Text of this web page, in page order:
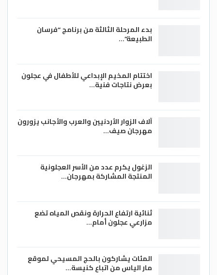
بدء المرحلة الثالثة من برنامج “فرسان
الطبيعة”…
اختتام المخيم الإبداعي للأطفال في عجلون
بعرض نتاجات فنية…
آلاف الزوار الأردنيين والعرب والأجانب يزورون
مهرجان صيف…
الزغول يكرم عدد من الأسر العجلونية
المنتجة المشاركة بمهرجان…
ثنائية ارتفاع الحرارة ونقص المياه تضع
مزارعي عجلون أمام…
المئات يشاركون بالحج المسيحي لموقع
مار الياس من اتباع كنيسة…